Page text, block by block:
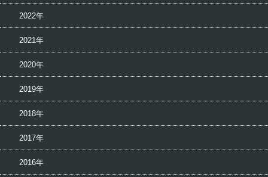
2022年
2021年
2020年
2019年
2018年
2017年
2016年